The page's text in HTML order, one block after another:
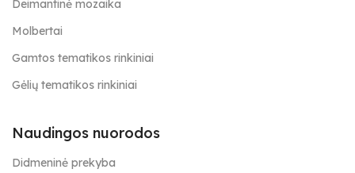
Deimantinė mozaika
Molbertai
Gamtos tematikos rinkiniai
Gėlių tematikos rinkiniai
Naudingos nuorodos
Didmeninė prekyba